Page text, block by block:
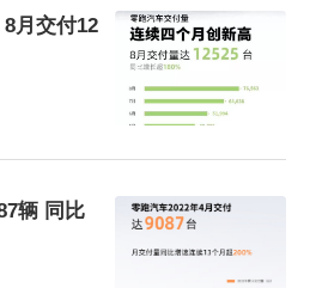
掌握在自己手中，零跑汽
民日报》高度赞扬。依托
月交付12
辆 同比